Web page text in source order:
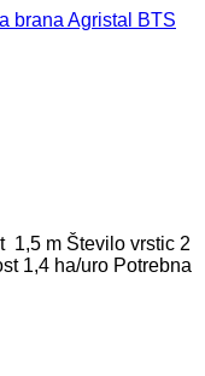
brana Agristal BTS
1,5 m Število vrstic 2
1,4 ha/uro Potrebna